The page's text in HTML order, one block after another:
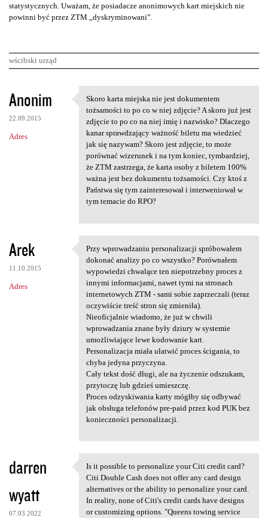
statystycznych. Uważam, że posiadacze anonimowych kart miejskich nie
powinni być przez ZTM „dyskryminowani”.
wścibski urząd
K
o
m
e
e
Anonim
22.09.2015
Adres
Skoro karta miejska nie jest
Skoro karta miejska nie jest dokumentem
tożsamości to po co w niej zdjęcie? A skoro już jest
zdjęcie to po co na niej imię i nazwisko? Dlaczego
kanar sprawdzający ważność biletu ma wiedzieć
jak się nazywam? Skoro jest zdjęcie, to może
porównać wizerunek i na tym koniec, tymbardziej,
że ZTM zastrzega, że karta osoby z biletem 100%
ważna jest bez dokumentu tożsamości. Czy ktoś z
Państwa się tym zainteresował i interweniował w
tym temacie do RPO?
Arek
11.10.2015
Adres
Przy wprowadzaniu
Przy wprowadzaniu personalizacji spróbowałem
dokonać analizy po co wszystko? Porównałem
wypowiedzi chwalące ten niepotrzebny proces z
innymi informacjami, nawet tymi na stronach
internetowych ZTM - sami sobie zaprzeczali (teraz
oczywiście treść stron się zmieniła).
Nieoficjalnie wiadomo, że już w chwili
wprowadzania znane były dziury w systemie
umożliwiające lewe kodowanie kart.
Personalizacja miała ułatwić proces ścigania, to
chyba jedyna przyczyna.
Cały tekst dość długi, ale na życzenie odszukam,
przytoczę lub gdzieś umieszczę.
Proces odzyskiwania karty mógłby się odbywać
jak obsługa telefonów pre-paid przez kod PUK bez
konieczności personalizacji.
darren
wyatt
07.03.2022
Is it possible to personalize
Is it possible to personalize your Citi credit card?
Citi Double Cash does not offer any card design
alternatives or the ability to personalize your card.
In reality, none of Citi's credit cards have designs
or customizing options. "Queens towing service